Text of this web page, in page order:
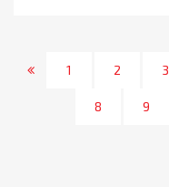
1 2 3
8 9